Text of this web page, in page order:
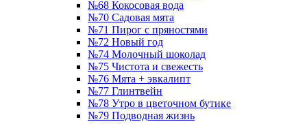
№68 Кокосовая вода
№70 Садовая мята
№71 Пирог с пряностями
№72 Новый год
№74 Молочный шоколад
№75 Чистота и свежесть
№76 Мята + эвкалипт
№77 Глинтвейн
№78 Утро в цветочном бутике
№79 Подводная жизнь